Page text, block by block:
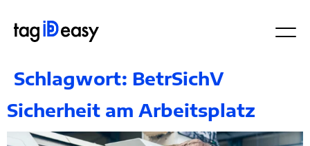
Schlagwort: BetrSichV
Sicherheit am Arbeitsplatz